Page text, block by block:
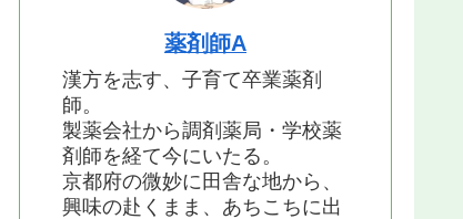
薬剤師A
漢方を志す、子育て卒業薬剤
師。
製薬会社から調剤薬局・学校薬
剤師を経て今にいたる。
京都府の微妙に田舎な地から、
興味の赴くまま、あちこちに出